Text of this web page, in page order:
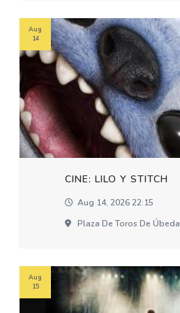
CINE: LILO Y STITCH
Aug 14, 2026 22:15
Plaza De Toros De Úbeda
Aug
14
Aug
15